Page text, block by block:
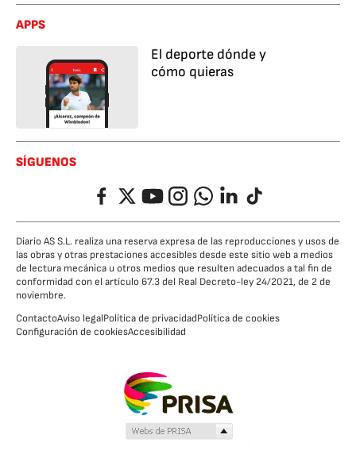
APPS
El deporte dónde y
cómo quieras
SÍGUENOS
FacebookTwitterYouTubeInstagramWhatsappLinkedIn
TikTok
Diario AS S.L. realiza una reserva expresa de las reproducciones y usos de
las obras y otras prestaciones accesibles desde este sitio web a medios
de lectura mecánica u otros medios que resulten adecuados a tal fin de
conformidad con el artículo 67.3 del Real Decreto-ley 24/2021, de 2 de
noviembre.
ContactoAviso legalPolítica de privacidadPolítica de cookies
Configuración de cookiesAccesibilidad